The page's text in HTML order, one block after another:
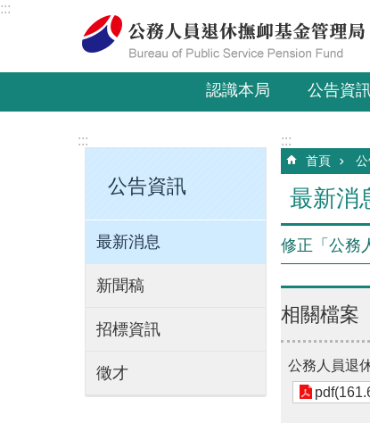
跳到主要內容區塊
:::
認識本局 公告資
:::
公告資訊
最新消息
新聞稿
招標資訊
徵才
:::
首頁
最新消
修正「公務
相關檔案
公務人員退